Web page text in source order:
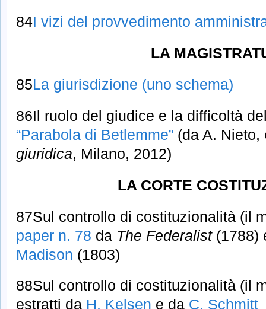
84I vizi del provvedimento
LA
85La giurisdizione (uno schema)
86Il ruolo del giudice e la difficoltà
“Parabola di Betlemme” (da A. Nieto,
giuridica, Milano, 2012)
LA CORTE
87Sul controllo di costituzionalità (il
paper n. 78 da The Federalist(1788)
Madison (1803)
88Sul controllo di costituzionalità (il
estratti da H. Kelsen e da C. Schmitt